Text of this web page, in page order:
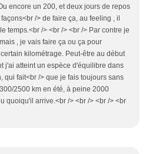
encore un 200, et deux jours de repos
/> de faire ça, au feeling , il
temps.<br /> <br /> <br /> Par contre je
, je vais faire ça ou ça pour
kilométrage. Peut-être au début
j'ai atteint un espèce d'équilibre dans
qui fait<br /> que je fais toujours sans
2500 km en été, à peine 2000
quoiqu'il arrive.<br /> <br /> <br /> <br